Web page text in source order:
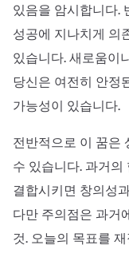
있음을 암시합니다.
성공에 지나치게 의
있습니다. 새로움이
당신은 여전히 안정
가능성이 있습니다.
전반적으로 이 꿈은
수 있습니다. 과거
결합시키면 창의성
다만 주의점은 과거
것. 오늘의 목표를